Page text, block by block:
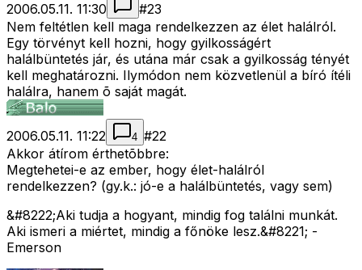
2006.05.11. 11:30
#23
Nem feltétlen kell maga rendelkezzen az élet halálról.
Egy törvényt kell hozni, hogy gyilkosságért
halálbüntetés jár, és utána már csak a gyilkosság tényét
kell meghatározni. Ilymódon nem közvetlenül a bíró ítéli
halálra, hanem õ saját magát.
2006.05.11. 11:22 4 #22
Akkor átírom érthetõbbre:
Megtehetei-e az ember, hogy élet-halálról
rendelkezzen? (gy.k.: jó-e a halálbüntetés, vagy sem)
&#8222;Aki tudja a hogyant, mindig fog találni munkát.
Aki ismeri a miértet, mindig a főnöke lesz.&#8221; -
Emerson